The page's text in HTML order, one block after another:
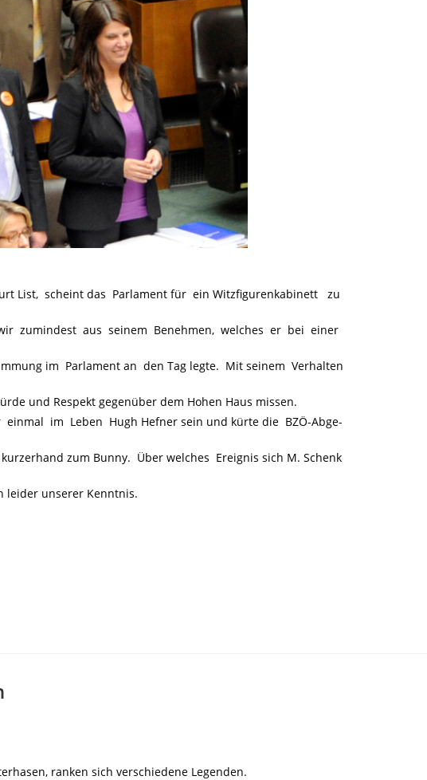
List, scheint das Parlament für ein Witzfigurenkabinett zu
zumindest aus seinem Benehmen, welches er bei einer
im Parlament an den Tag legte. Mit seinem Verhalten
und Respekt gegenüber dem Hohen Haus missen.
im Leben Hugh Hefner sein und kürte die BZÖ-Abge-
zum Bunny. Über welches Ereignis sich M. Schenk
leider unserer Kenntnis.
ranken sich verschiedene Legenden.